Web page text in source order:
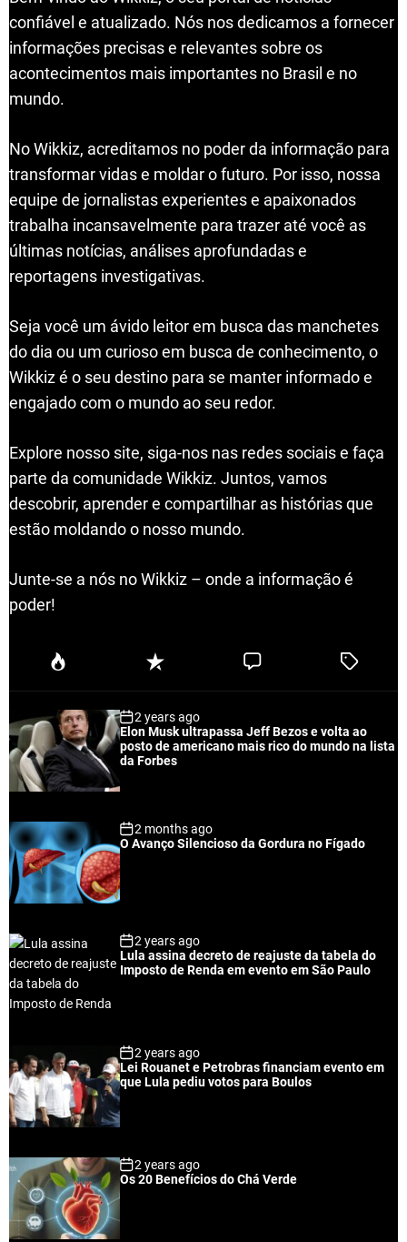
confiável e atualizado. Nós nos dedicamos a fornecer
informações precisas e relevantes sobre os
acontecimentos mais importantes no Brasil e no
mundo.
No Wikkiz, acreditamos no poder da informação para
transformar vidas e moldar o futuro. Por isso, nossa
equipe de jornalistas experientes e apaixonados
trabalha incansavelmente para trazer até você as
últimas notícias, análises aprofundadas e
reportagens investigativas.
Seja você um ávido leitor em busca das manchetes
do dia ou um curioso em busca de conhecimento, o
Wikkiz é o seu destino para se manter informado e
engajado com o mundo ao seu redor.
Explore nosso site, siga-nos nas redes sociais e faça
parte da comunidade Wikkiz. Juntos, vamos
descobrir, aprender e compartilhar as histórias que
estão moldando o nosso mundo.
Junte-se a nós no Wikkiz – onde a informação é
poder!
P
u
a
r
R
e
n
t
C
e
T
e
2 years ago
Elon Musk ultrapassa Jeff Bezos e volta ao
posto de americano mais rico do mundo na lista
da Forbes
2 months ago
O Avanço Silencioso da Gordura no Fígado
2 years ago
Lula assina decreto de reajuste da tabela do
Imposto de Renda em evento em São Paulo
2 years ago
Lei Rouanet e Petrobras financiam evento em
que Lula pediu votos para Boulos
2 years ago
Os 20 Benefícios do Chá Verde